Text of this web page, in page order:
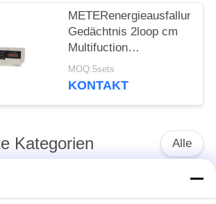
METERenergieausfallungs-
Gedächtnis 2loop cm
Multifuction
elektrischer
Gegeninput u.
MOQ:5sets
KONTAKT
Kategorien Alle